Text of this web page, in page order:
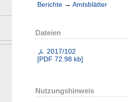
Berichte → Amtsblätter
Dateien
2017/102
[PDF 72.98 kb]
Nutzungshinweis